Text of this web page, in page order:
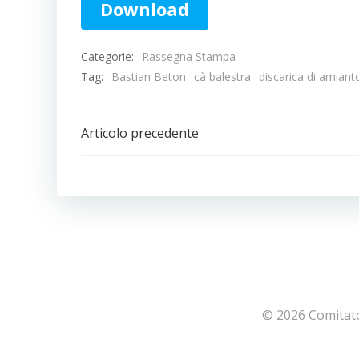
Download
Categorie:
Rassegna Stampa
Tag:
Bastian Beton cà balestra discarica di
Navigazione
Articolo precedente
© 2026